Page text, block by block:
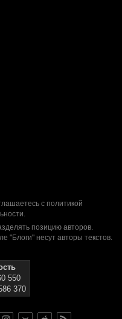
с политикой
.
позицию авторов.
"Блоги" несут авторы текстов.
550
370